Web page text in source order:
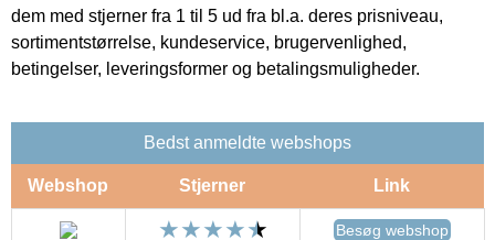
dem med stjerner fra 1 til 5 ud fra bl.a. deres prisniveau,
sortimentstørrelse, kundeservice, brugervenlighed,
betingelser, leveringsformer og betalingsmuligheder.
Bedst anmeldte webshops
Webshop Stjerner Link
Besøg webshop